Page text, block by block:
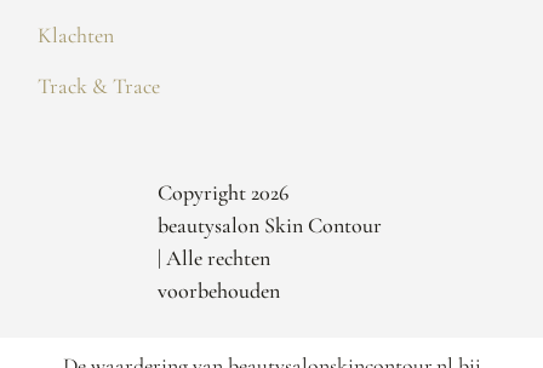
Klachten
Track & Trace
Copyright 2026
beautysalon Skin Contour
| Alle rechten
voorbehouden